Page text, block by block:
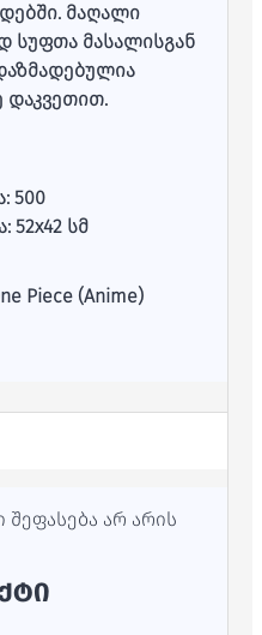
მაღალი
სუფთა მასალისგან
დაკვეთით.
500
სმ
Piece (Anime)
არ არის